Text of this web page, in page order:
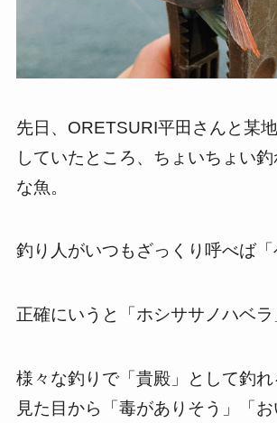
先日、ORETSURI平田さんと某
していたところ、ちょいちょい
な魚。
釣り人がいつもざっくり呼べば「
正確にいうと「ホシササノハベラ
様々な釣りで「貴殿」として釣
見た目から「毒がありそう」「